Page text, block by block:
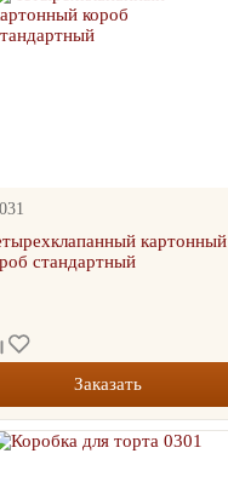
картонный
стандартный
Заказать